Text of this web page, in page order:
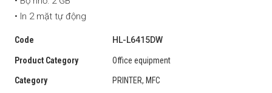
• In 2 mặt tự động
Code HL-L6415DW
Product Category Office equipment
Category PRINTER, MFC